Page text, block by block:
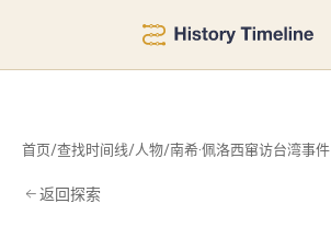
首页/查找时间线/人物/南希·佩洛西窜访台湾事件
返回探索